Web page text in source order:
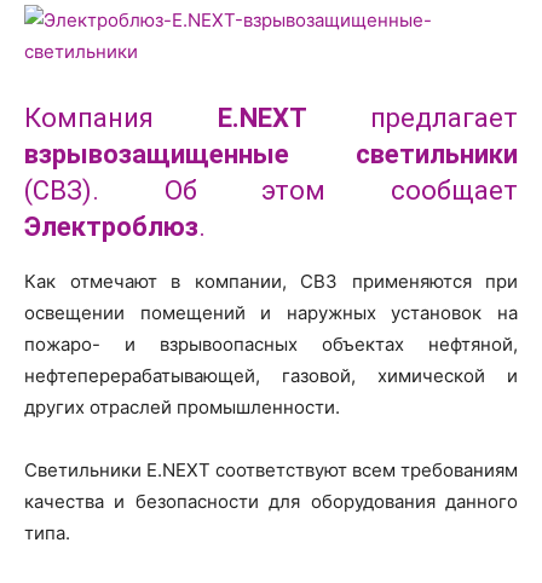
Компания E.NEXT предлагает
взрывозащищенные светильники
(СВЗ). Об этом сообщает
Электроблюз.
Как отмечают в компании, СВЗ применяются при
освещении помещений и наружных установок на
пожаро- и взрывоопасных объектах нефтяной,
нефтеперерабатывающей, газовой, химической и
других отраслей промышленности.
Светильники E.NEXT соответствуют всем требованиям
качества и безопасности для оборудования данного
типа.